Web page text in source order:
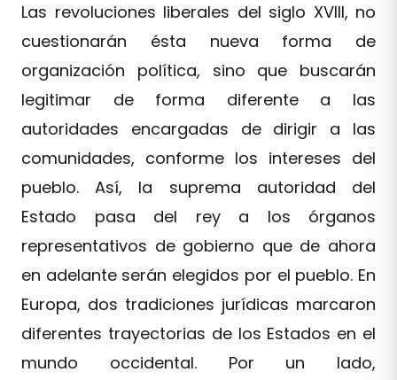
Las revoluciones liberales del siglo XVIII, no
cuestionarán ésta nueva forma de
organización política, sino que buscarán
legitimar de forma diferente a las
autoridades encargadas de dirigir a las
comunidades, conforme los intereses del
pueblo. Así, la suprema autoridad del
Estado pasa del rey a los órganos
representativos de gobierno que de ahora
en adelante serán elegidos por el pueblo. En
Europa, dos tradiciones jurídicas marcaron
diferentes trayectorias de los Estados en el
mundo occidental. Por un lado,